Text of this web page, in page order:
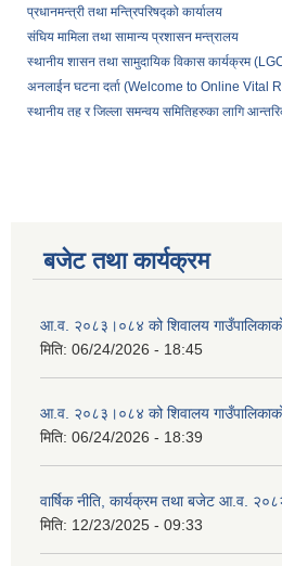
प्रधानमन्त्री तथा मन्त्रिपरिषद्को कार्यालय
संघिय मामिला तथा सामान्य प्रशासन मन्त्रालय
स्थानीय शासन तथा सामुदायिक विकास कार्यक्रम
अनलाईन घटना दर्ता (Welcome to Online Vital
स्थानीय तह र जिल्ला समन्वय समितिहरुका लागि
बजेट तथा कार्यक्रम
आ.व. २०८३।०८४ को शिवालय
मिति: 06/24/2026 - 18:45
आ.व. २०८३।०८४ को शिवालय गाउँपालिकाको
मिति: 06/24/2026 - 18:39
वार्षिक नीति, कार्यक्रम तथा बजेट आ.व.
मिति: 12/23/2025 - 09:33